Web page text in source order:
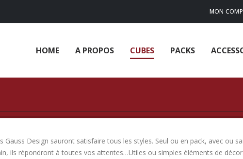
MON
HOME A PROPOS CUBES PACKS
Gauss Design sauront satisfaire tous les styles. Seul ou en pack, avec ou
ils répondront à toutes vos attentes…Utiles ou simples éléments de